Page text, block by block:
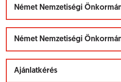
Német Nemzetiségi
Német Nemzetiségi
Ajánlatkérés